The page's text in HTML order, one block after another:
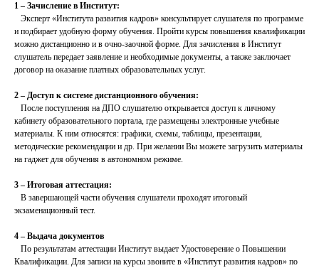
1 – Зачисление в Институт:
Эксперт «Института развития кадров» консультирует слушателя по программе
и подбирает удобную форму обучения. Пройти курсы повышения квалификации
можно дистанционно и в очно-заочной форме. Для зачисления в Институт
слушатель передает заявление и необходимые документы, а также заключает
договор на оказание платных образовательных услуг.
2 – Доступ к системе дистанционного обучения:
После поступления на ДПО слушателю открывается доступ к личному
кабинету образовательного портала, где размещены электронные учебные
материалы. К ним относятся: графики, схемы, таблицы, презентации,
методические рекомендации и др. При желании Вы можете загрузить материалы
на гаджет для обучения в автономном режиме.
3 – Итоговая аттестация:
В завершающей части обучения слушатели проходят итоговый
экзаменационный тест.
4 – Выдача документов
По результатам аттестации Институт выдает Удостоверение о Повышении
Квалификации. Для записи на курсы звоните в «Институт развития кадров» по